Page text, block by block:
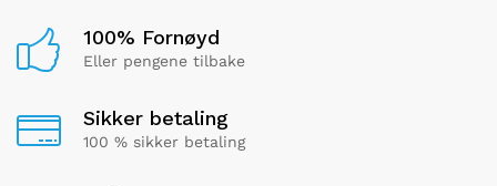
100% Fornøyd
Eller pengene tilbake
Sikker betaling
100 % sikker betaling